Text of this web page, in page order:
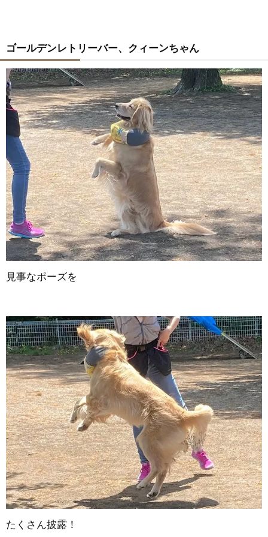
ゴールデンレトリーバー、クィーンちゃん
見事なポーズを
たくさん披露！